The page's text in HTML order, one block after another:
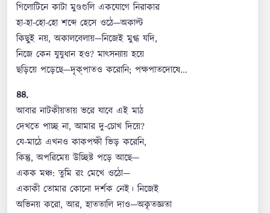
গিলোটিনে কাটা মুণ্ডগুলি একযোগে নিরাকার
হা-হা-হো-হো শব্দে হেসে ওঠে—অকাল্ট
কিছুই নয়, অকালবেলায়—নিজেই মুগ্ধ যদি,
নিজে কেন যুযুধান হও? মাৎসন্যায় হয়ে
ছড়িয়ে পড়েছে—দৃক‌্পাত‌ও করোনি; পক্ষপাতদোষে...
৪৪.
আবার নাটকীয়তায় ভরে যাবে এই মাঠ
দেখতে পাচ্ছ না, আমার দু-চোখ দিয়ে?
যে-মাঠে এখনও কাকপক্ষী ভিড় করেনি,
কিন্তু, অপরিমেয় উচ্ছিষ্ট পড়ে আছে—
একক মঞ্চ: তুমি রং মেখে ওঠো—
একাকী তোমার কোনো দর্শক নেই। নিজেই
অভিনয় করো, আর, হাততালি দাও—অকৃতজ্ঞতা